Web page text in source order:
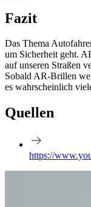
Fazit
Das Thema
um Sicherheit geht.
auf unseren Straßen
Sobald AR-Brillen
es wahrscheinlich
Quellen
https://